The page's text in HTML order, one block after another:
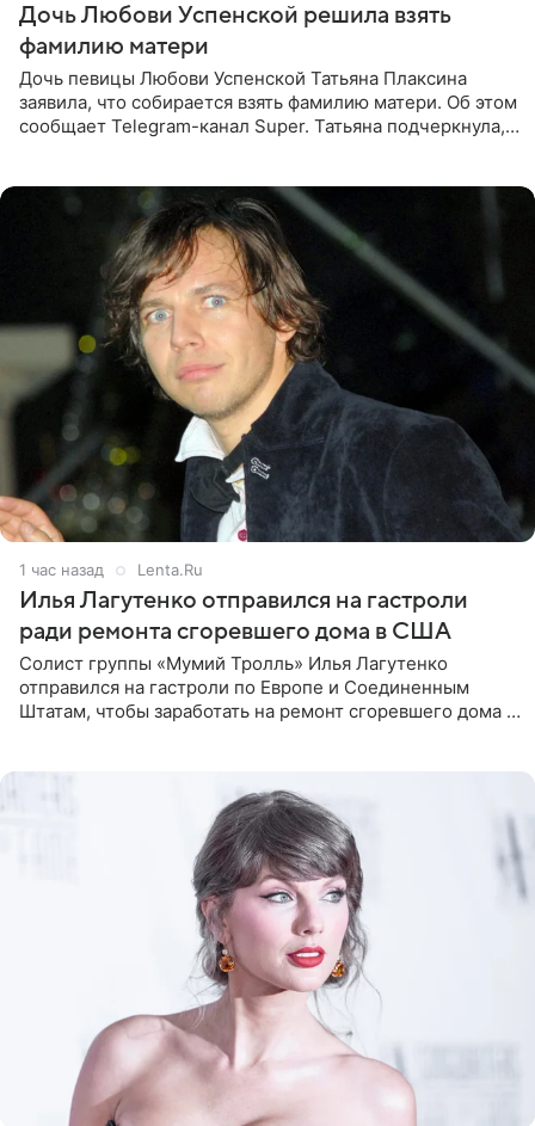
Дочь Любови Успенской решила взять
фамилию матери
Дочь певицы Любови Успенской Татьяна Плаксина
заявила, что собирается взять фамилию матери. Об этом
сообщает Telegram-канал Super. Татьяна подчеркнула,
1 час назад Lenta.Ru
Илья Лагутенко отправился на гастроли
ради ремонта сгоревшего дома в США
Солист группы «Мумий Тролль» Илья Лагутенко
отправился на гастроли по Европе и Соединенным
Штатам, чтобы заработать на ремонт сгоревшего дома в